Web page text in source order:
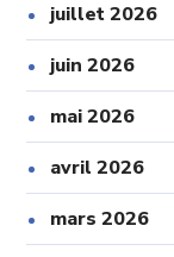
juillet 2026
juin 2026
mai 2026
avril 2026
mars 2026